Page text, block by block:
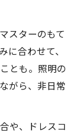
スターのもて
合わせて、
とも。照明の
がら、非日常
や、ドレスコ